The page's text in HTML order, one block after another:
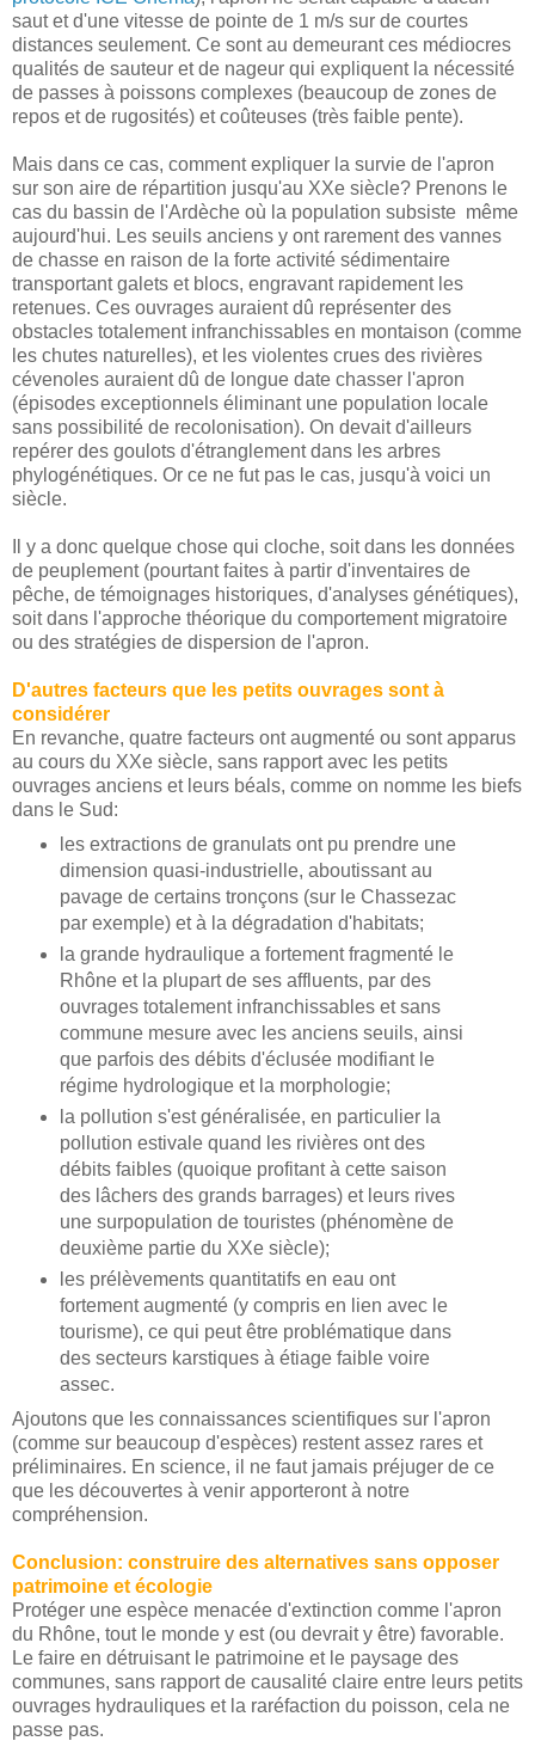
saut et d'une vitesse de pointe de 1 m/s sur de courtes
distances seulement. Ce sont au demeurant ces médiocres
qualités de sauteur et de nageur qui expliquent la nécessité
de passes à poissons complexes (beaucoup de zones de
repos et de rugosités) et coûteuses (très faible pente).
Mais dans ce cas, comment expliquer la survie de l'apron
sur son aire de répartition jusqu'au XXe siècle? Prenons le
cas du bassin de l'Ardèche où la population subsiste même
aujourd'hui. Les seuils anciens y ont rarement des vannes
de chasse en raison de la forte activité sédimentaire
transportant galets et blocs, engravant rapidement les
retenues. Ces ouvrages auraient dû représenter des
obstacles totalement infranchissables en montaison (comme
les chutes naturelles), et les violentes crues des rivières
cévenoles auraient dû de longue date chasser l'apron
(épisodes exceptionnels éliminant une population locale
sans possibilité de recolonisation). On devait d'ailleurs
repérer des goulots d'étranglement dans les arbres
phylogénétiques. Or ce ne fut pas le cas, jusqu'à voici un
siècle.
Il y a donc quelque chose qui cloche, soit dans les données
de peuplement (pourtant faites à partir d'inventaires de
pêche, de témoignages historiques, d'analyses génétiques),
soit dans l'approche théorique du comportement migratoire
ou des stratégies de dispersion de l'apron.
D'autres facteurs que les petits ouvrages sont à
considérer
En revanche, quatre facteurs ont augmenté ou sont apparus
au cours du XXe siècle, sans rapport avec les petits
ouvrages anciens et leurs béals, comme on nomme les biefs
dans le Sud:
les extractions de granulats ont pu prendre une
dimension quasi-industrielle, aboutissant au
pavage de certains tronçons (sur le Chassezac
par exemple) et à la dégradation d'habitats;
la grande hydraulique a fortement fragmenté le
Rhône et la plupart de ses affluents, par des
ouvrages totalement infranchissables et sans
commune mesure avec les anciens seuils, ainsi
que parfois des débits d'éclusée modifiant le
régime hydrologique et la morphologie;
la pollution s'est généralisée, en particulier la
pollution estivale quand les rivières ont des
débits faibles (quoique profitant à cette saison
des lâchers des grands barrages) et leurs rives
une surpopulation de touristes (phénomène de
deuxième partie du XXe siècle);
les prélèvements quantitatifs en eau ont
fortement augmenté (y compris en lien avec le
tourisme), ce qui peut être problématique dans
des secteurs karstiques à étiage faible voire
assec.
Ajoutons que les connaissances scientifiques sur l'apron
(comme sur beaucoup d'espèces) restent assez rares et
préliminaires. En science, il ne faut jamais préjuger de ce
que les découvertes à venir apporteront à notre
compréhension.
Conclusion: construire des alternatives sans opposer
patrimoine et écologie
Protéger une espèce menacée d'extinction comme l'apron
du Rhône, tout le monde y est (ou devrait y être) favorable.
Le faire en détruisant le patrimoine et le paysage des
communes, sans rapport de causalité claire entre leurs petits
ouvrages hydrauliques et la raréfaction du poisson, cela ne
passe pas.